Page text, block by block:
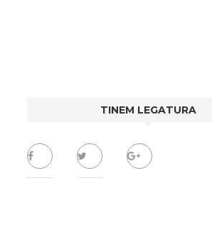
TINEM LEGATURA